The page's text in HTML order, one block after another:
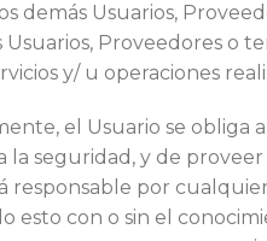
demás Usuarios,
Usuarios, Proveedores
y/ u operaciones
el Usuario se
la seguridad, y de
responsable por
esto con o sin el